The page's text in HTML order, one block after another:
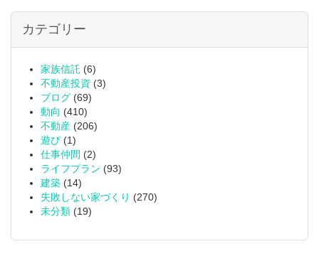
カテゴリー
家族信託 (6)
不動産投資 (3)
ブログ (69)
動向 (410)
不動産 (206)
遊び (1)
仕事仲間 (2)
ライフプラン (93)
建築 (14)
失敗しない家づくり (270)
未分類 (19)